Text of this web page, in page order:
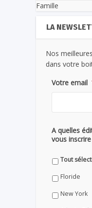
Famille
LA
Nos
dans votre
Votre email
A quelles
vous inscrire
Tout
Floride
New York